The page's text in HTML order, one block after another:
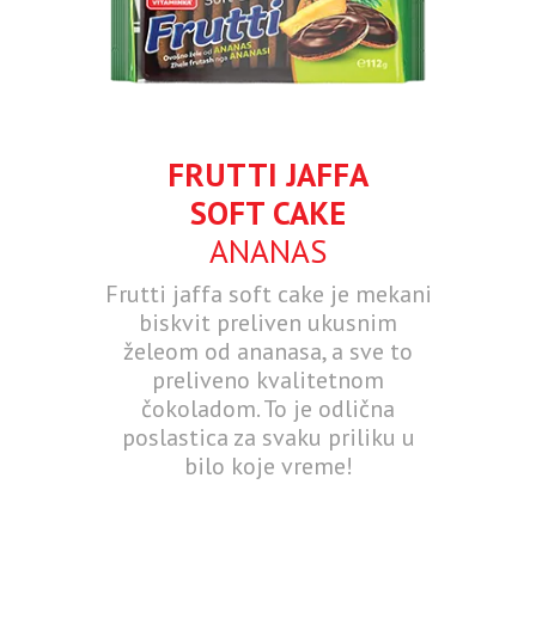
FRUTTI JAFFA
SOFT CAKE
ANANAS
Frutti jaffa soft cake je mekani
biskvit preliven ukusnim
želeom od ananasa, a sve to
preliveno kvalitetnom
čokoladom. To je odlična
poslastica za svaku priliku u
bilo koje vreme!